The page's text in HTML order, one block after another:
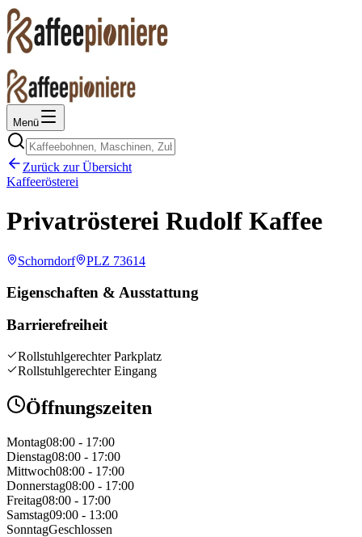
Menü
Zurück zur Übersicht
Kaffeerösterei
Privatrösterei Rudolf Kaffee
Schorndorf PLZ 73614
Eigenschaften & Ausstattung
Barrierefreiheit
Rollstuhlgerechter Parkplatz
Rollstuhlgerechter Eingang
Öffnungszeiten
Montag08:00 - 17:00
Dienstag08:00 - 17:00
Mittwoch08:00 - 17:00
Donnerstag08:00 - 17:00
Freitag08:00 - 17:00
Samstag09:00 - 13:00
SonntagGeschlossen